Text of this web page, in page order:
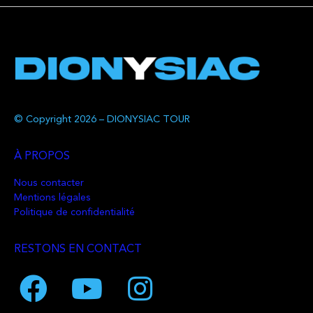
© Copyright 2026 – DIONYSIAC TOUR
À PROPOS
Nous contacter
Mentions légales
Politique de confidentialité
RESTONS EN CONTACT